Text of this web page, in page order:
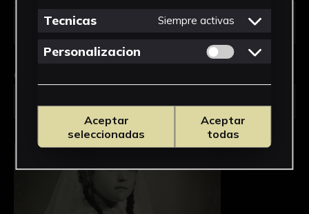
Obra en la que está interesado/a
FPED-0145/Niña de Primera Comunión
Tecnicas Siempre activas
Personalizacion Permitir cookies
Aceptar
seleccionadas
Aceptar
todas